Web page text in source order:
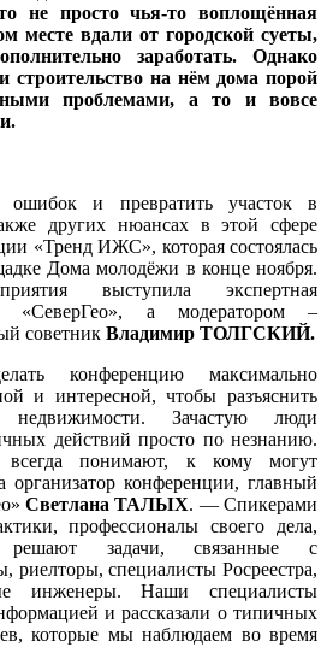
не просто чья-то воплощённая
месте вдали от городской суеты,
заработать. Однако
строительство на нём дома порой
проблемами, а то и вовсе
и превратить участок в
других нюансах в этой сфере
«Тренд ИЖС», которая состоялась
Дома молодёжи в конце ноября.
выступила экспертная
«СеверГео», а модератором –
советник Владимир ТОЛГСКИЙ.
конференцию максимально
и интересной, чтобы разъяснить
недвижимости. Зачастую люди
действий просто по незнанию.
понимают, к кому могут
организатор конференции, главный
Светлана ТАЛЫХ. — Спикерами
профессионалы своего дела,
решают задачи, связанные с
специалисты Росреестра,
инженеры. Наши специалисты
и рассказали о типичных
которые мы наблюдаем во время